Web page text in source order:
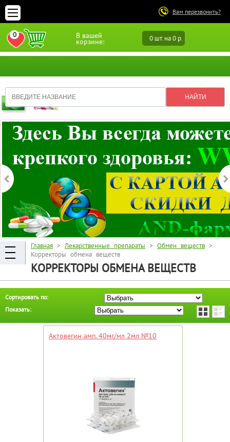
Вам перезвонить?
В вашей
корзине: 0 шт. на 0 р.
0
ПЕРЕЙТИ В ИЗБРАННОЕ
Главная > Лекарственные препараты > Обмен веществ >
Корректоры обмена веществ
КОРРЕКТОРЫ ОБМЕНА ВЕЩЕСТВ
Сортировать по:
Показать:
Актовегин амп. 40мг/мл 2мл №10